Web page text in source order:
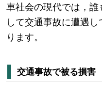
車社会の現代では，
して交通事故に遭遇
ります。
交通事故で被る損害
談詳細はこちら